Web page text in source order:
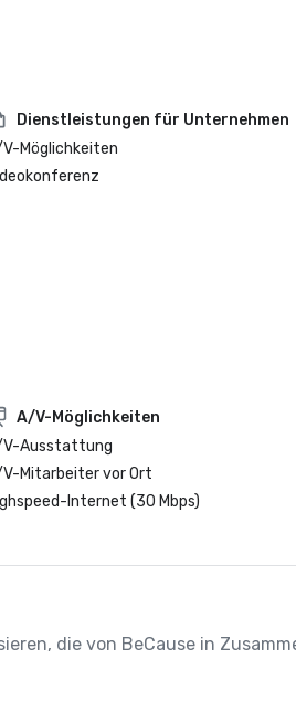
Dienstleistungen für Unternehmen
Möglichkeiten
A/V-Möglichkeiten
Ausstattung
Mitarbeiter vor Ort
Internet (30 Mbps)
die von BeCause in